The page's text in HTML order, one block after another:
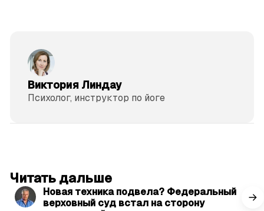
Виктория Линдау
Психолог, инструктор по йоге
Читать дальше
Новая техника подвела? Федеральный
верховный суд встал на сторону